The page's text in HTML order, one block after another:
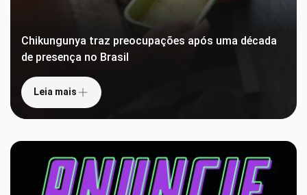
Chikungunya traz preocupações após uma década
de presença no Brasil
Leia mais